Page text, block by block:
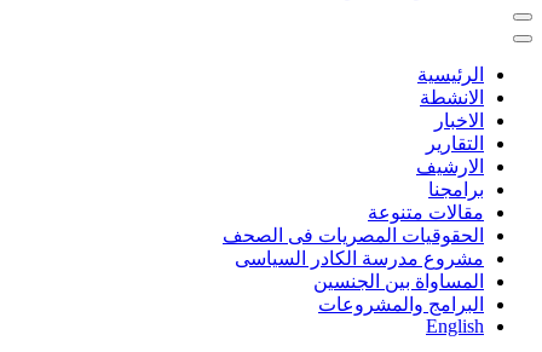
الرئيسية
الانشطة
الاخبار
التقارير
الارشيف
برامجنا
مقالات متنوعة
الحقوقيات المصريات فى الصحف
مشروع مدرسة الكادر السياسى
المساواة بين الجنسين
البرامج والمشروعات
English